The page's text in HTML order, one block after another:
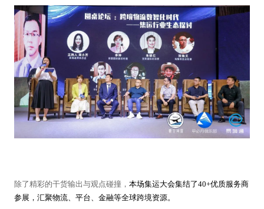
除了精彩的干货输出与观点碰撞， 本场集运大会集结了40+优质服务商
参展，汇聚物流、平台、金融等全球跨境资源。